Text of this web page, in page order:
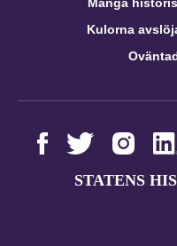
Många
Kulorna
STATENS